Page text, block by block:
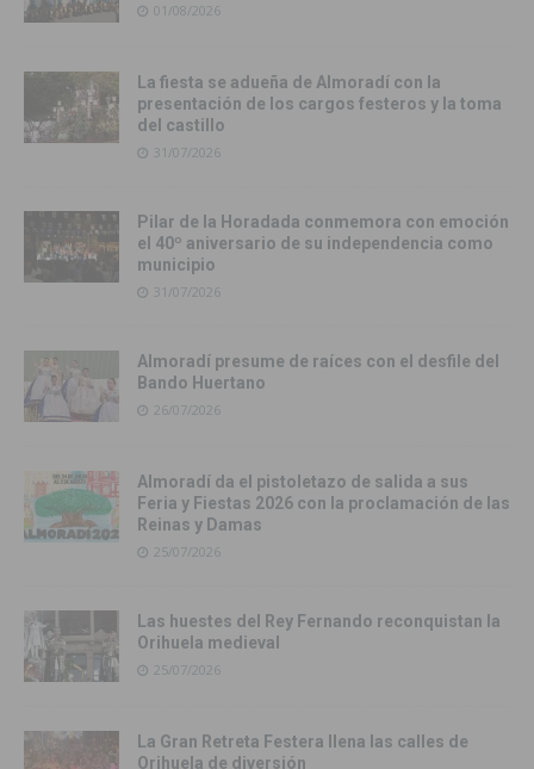
01/08/2026
La fiesta se adueña de Almoradí con la
presentación de los cargos festeros y la toma
del castillo
31/07/2026
Pilar de la Horadada conmemora con emoción
el 40º aniversario de su independencia como
municipio
31/07/2026
Almoradí presume de raíces con el desfile del
Bando Huertano
26/07/2026
Almoradí da el pistoletazo de salida a sus
Feria y Fiestas 2026 con la proclamación de las
Reinas y Damas
25/07/2026
Las huestes del Rey Fernando reconquistan la
Orihuela medieval
25/07/2026
La Gran Retreta Festera llena las calles de
Orihuela de diversión